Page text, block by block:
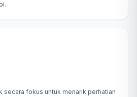
secara fokus untuk menarik perhatian